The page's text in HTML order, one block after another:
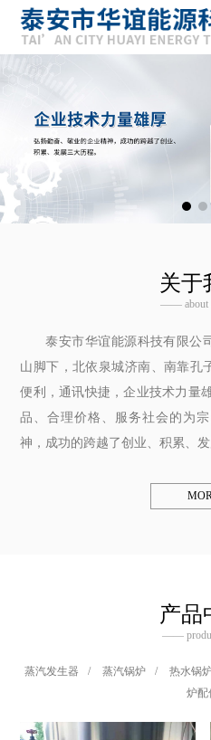
关于
——
泰安市华谊能源科技有限公
山脚下，北依泉城济南、南靠孔
便利，通讯快捷，企业技术力量
品、合理价格、服务社会的为
神，成功的跨越了创业、积累、发
产品
——
蒸汽发生器 / 蒸汽锅炉 / 热水锅
炉配